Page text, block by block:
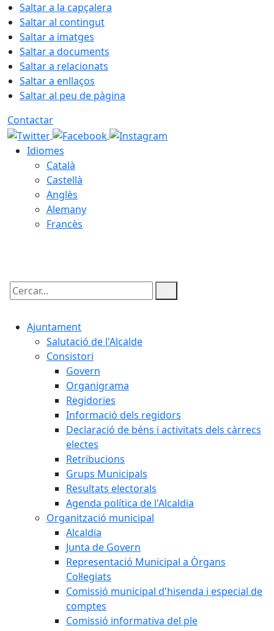
Saltar a la capçalera
Saltar al contingut
Saltar a imatges
Saltar a documents
Saltar a relacionats
Saltar a enllaços
Saltar al peu de pàgina
Contactar
Idiomes
Català
Castellà
Anglès
Alemany
Francès
Cercar:
Ajuntament
Salutació de l'Alcalde
Consistori
Govern
Organigrama
Regidories
Informació dels regidors
Declaració de béns i activitats dels càrrecs
electes
Retribucions
Grups Municipals
Resultats electorals
Agenda política de l'Alcaldia
Organització municipal
Alcaldia
Junta de Govern
Representació Municipal a Òrgans
Col·legiats
Comissió municipal d'hisenda i especial de
comptes
Comissió informativa del ple